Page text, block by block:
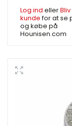
Log ind ellerBliv
kundefor at se
og købe på
Hounisen.com